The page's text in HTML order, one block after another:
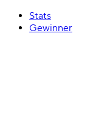
Stats
Gewinner